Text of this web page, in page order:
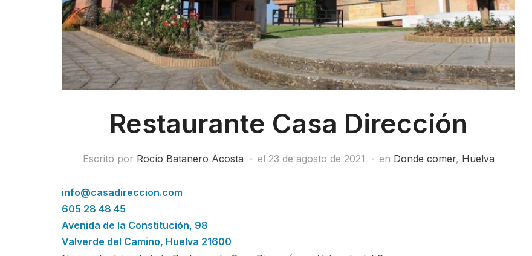
Restaurante Casa Dirección
Escrito por Rocío Batanero Acosta el 23 de agosto de 2021 en Donde comer, Huelva
info@casadireccion.com
605 28 48 45
Avenida de la Constitución, 98
Valverde del Camino, Huelva 21600